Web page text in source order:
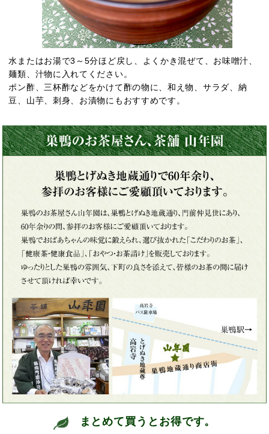
水またはお湯で3～5分ほど戻し、よくかき混ぜて、お味噌汁、
麺類、汁物に入れてください。
ポン酢、三杯酢などをかけて酢の物に、和え物、サラダ、納
豆、山芋、刺身、お漬物にもおすすめです。
まとめて買うとお得です。